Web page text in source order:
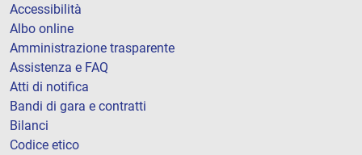
Accessibilità
Albo online
Amministrazione trasparente
Assistenza e FAQ
Atti di notifica
Bandi di gara e contratti
Bilanci
Codice etico